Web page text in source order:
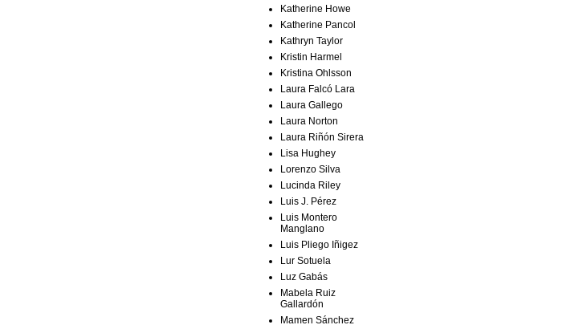
Katherine Howe
Katherine Pancol
Kathryn Taylor
Kristin Harmel
Kristina Ohlsson
Laura Falcó Lara
Laura Gallego
Laura Norton
Laura Riñón Sirera
Lisa Hughey
Lorenzo Silva
Lucinda Riley
Luis J. Pérez
Luis Montero
Manglano
Luis Pliego Iñigez
Lur Sotuela
Luz Gabás
Mabela Ruiz
Gallardón
Mamen Sánchez